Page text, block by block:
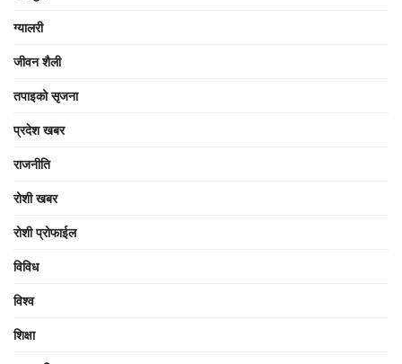
ग्यालरी
जीवन शैली
तपाइको सृजना
प्रदेश खबर
राजनीति
रोशी खबर
रोशी प्रोफाईल
विविध
विश्व
शिक्षा